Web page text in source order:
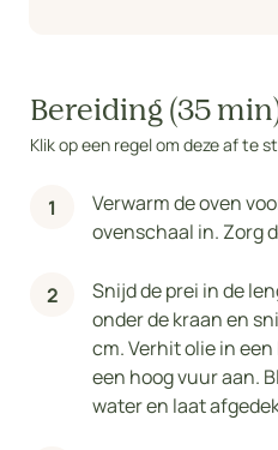
Bereiding (35
Klik op een regel om deze af te
Verwarm de oven
ovenschaal in. Zorg
Snijd de prei in de
onder de kraan en
cm. Verhit olie in
een hoog vuur aan.
water en laat